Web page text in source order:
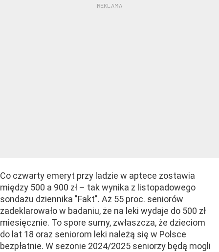
Co czwarty emeryt przy ladzie w aptece zostawia
między 500 a 900 zł – tak wynika z listopadowego
sondażu dziennika "Fakt". Aż 55 proc. seniorów
zadeklarowało w badaniu, że na leki wydaje do 500 zł
miesięcznie. To spore sumy, zwłaszcza, że dzieciom
do lat 18 oraz seniorom leki należą się w Polsce
bezpłatnie. W sezonie 2024/2025 seniorzy będą mogli